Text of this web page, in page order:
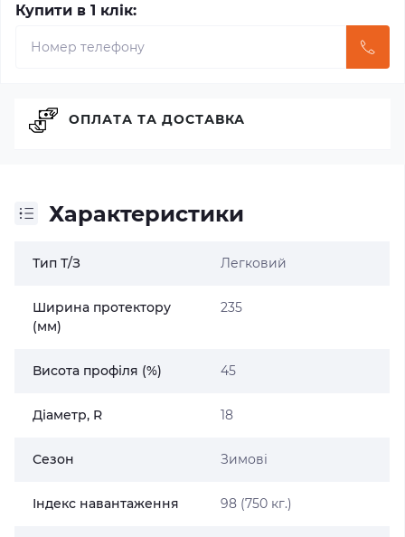
Купити в 1 клік:
Характеристики
Тип Т/З Легковий
Ширина протектору
(мм)
235
Висота профіля (%) 45
Діаметр, R 18
Сезон Зимові
Індекс навантаження 98 (750 кг.)
ОПЛАТА ТА ДОСТАВКА